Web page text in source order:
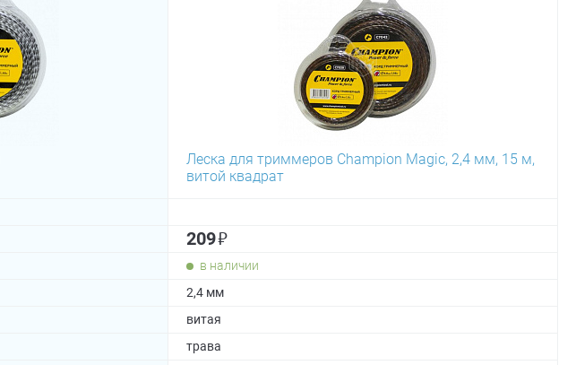
Леска для триммеров Champion Magic, 2,4 мм, 15 м,
витой квадрат
209₽
в наличии
2,4 мм
витая
трава